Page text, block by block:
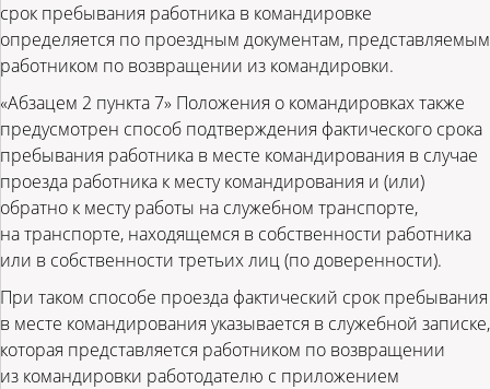
срок пребывания работника в командировке
определяется по проездным документам, представляемым
работником по возвращении из командировки.
«Абзацем 2 пункта 7» Положения о командировках также
предусмотрен способ подтверждения фактического срока
пребывания работника в месте командирования в случае
проезда работника к месту командирования и (или)
обратно к месту работы на служебном транспорте,
на транспорте, находящемся в собственности работника
или в собственности третьих лиц (по доверенности).
При таком способе проезда фактический срок пребывания
в месте командирования указывается в служебной записке,
которая представляется работником по возвращении
из командировки работодателю с приложением